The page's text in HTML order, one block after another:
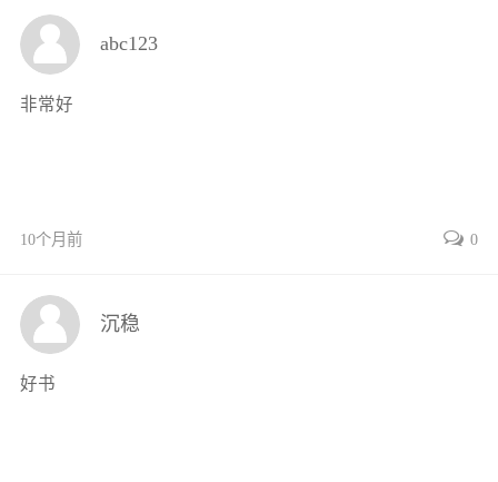
6.1 模糊控制的基本概念与发展历程 116
6.2 模糊控制理论基础 117
7.1 遗传算法在智能设计中的应用 141
8.1 机械设计中的智能设计案例 163
8.3 新型开合屋盖的设计与优化 180
参考文献 192
abc123
非常好
10个月前 0
沉稳
好书